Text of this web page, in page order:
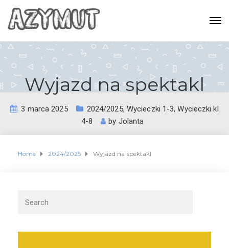
Wyjazd na spektakl
3 marca 2025 2024/2025, Wycieczki 1-3,Wycieczki kl
4-8
by Jolanta
Home 2024/2025 Wyjazd na spektakl